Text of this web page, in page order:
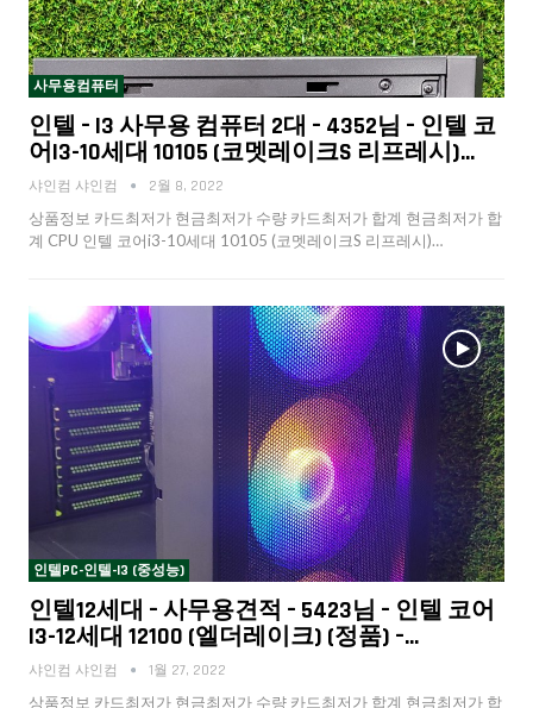
사무용컴퓨터
인텔 – I3 사무용 컴퓨터 2대 – 4352님 – 인텔 코
어i3-10세대 10105 (코멧레이크S 리프레시)…
샤인컴 샤인컴 2월 8, 2022
상품정보 카드최저가 현금최저가 수량 카드최저가 합계 현금최저가 합
계 CPU 인텔 코어i3-10세대 10105 (코멧레이크S 리프레시)…
인텔PC-인텔-I3 (중성능)
인텔12세대 – 사무용견적 – 5423님 – 인텔 코어
I3-12세대 12100 (엘더레이크) (정품) –…
샤인컴 샤인컴 1월 27, 2022
상품정보 카드최저가 현금최저가 수량 카드최저가 합계 현금최저가 합